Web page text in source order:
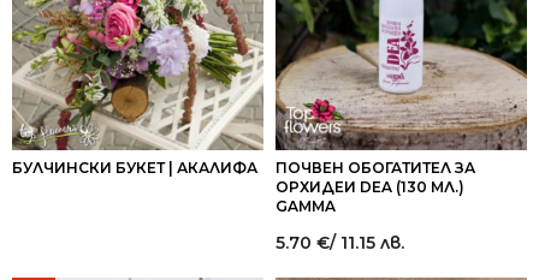
БУЛЧИНСКИ БУКЕТ | АКАЛИФА
ПОЧВЕН ОБОГАТИТЕЛ ЗА
ОРХИДЕИ DEA (130 МЛ.)
GAMMA
5.70 €/ 11.15 лв.